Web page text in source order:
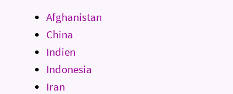
Afghanistan
China
Indien
Indonesia
Iran